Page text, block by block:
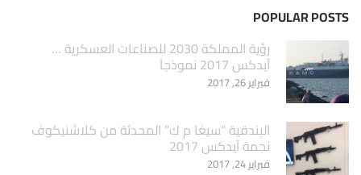
POPULAR POSTS
‏رؤية المملكة 2030 للصناعات العسكرية …
آيدكس 2017 نموذجاَ
فبراير 26, 2017
البندقية “سيغا م ك” المحدثة من كلاشنيكوف
نجمة آيدكس 2017
فبراير 24, 2017